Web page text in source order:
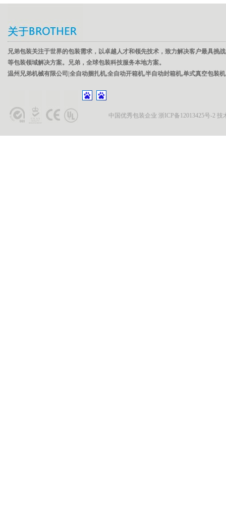
兄弟包装关注于世界的包装需求，以卓越人才和领先技术，致力解决客户最具挑
等包装领域解决方案。兄弟，全球包装科技服务本地方案。
温州兄弟机械有限公司|全自动捆扎机,全自动开箱机,半自动封箱机,单式真空包装机
中国优秀包装企业 浙ICP备12013425号-2 技